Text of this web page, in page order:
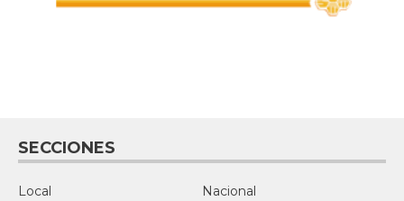
SECCIONES
Local
Nacional